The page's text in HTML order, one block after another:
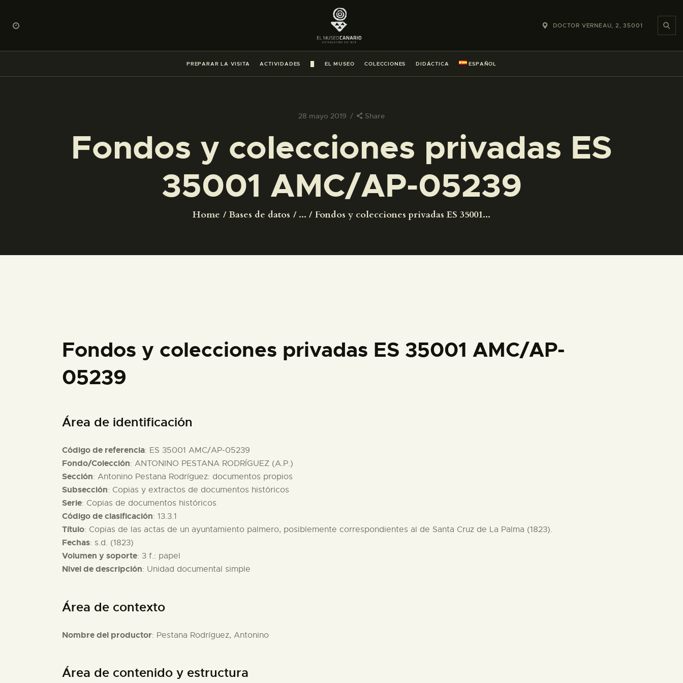
DOCTOR VERNEAU, 2, 35001
PREPARAR LA VISITA ACTIVIDADES EL MUSEO COLECCIONES DIDÁCTICA ESPAÑOL
28 mayo 2019 Share
Fondos y colecciones privadas ES
35001 AMC/AP-05239
Home Bases de datos ... Fondos y colecciones privadas ES 35001...
PREPARAR LA VISITA
ACTIVIDADES
█
COLECCIONES
DIDÁCTICA
ESPAÑOL
Fondos y colecciones privadas ES 35001 AMC/AP-
05239
Área de identificación
Código de referencia: ES 35001 AMC/AP-05239
Fondo/Colección: ANTONINO PESTANA RODRÍGUEZ (A.P.)
Sección: Antonino Pestana Rodríguez: documentos propios
Subsección: Copias y extractos de documentos históricos
Serie: Copias de documentos históricos
Código de clasificación: 13.3.1
Título: Copias de las actas de un ayuntamiento palmero, posiblemente correspondientes al de Santa Cruz de La Palma (1823).
Fechas: s.d. (1823)
Volumen y soporte: 3 f.: papel
Nivel de descripción: Unidad documental simple
Área de contexto
Nombre del productor: Pestana Rodríguez, Antonino
Área de contenido y estructura